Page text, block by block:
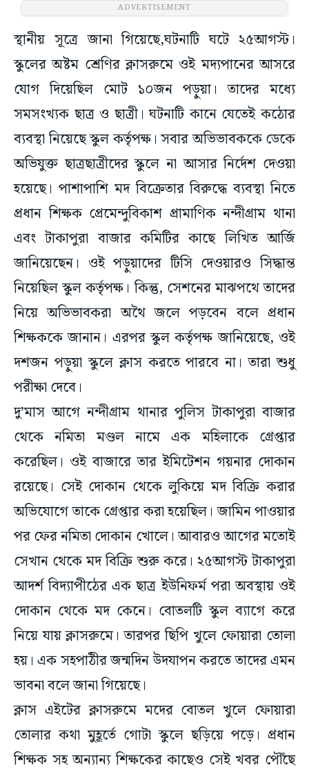
ADVERTISEMENT
স্থানীয় সূত্রে জানা গিয়েছে,ঘটনাটি ঘটে ২৫আগস্ট।
স্কুলের অষ্টম শ্রেণির ক্লাসরুমে ওই মদ্যপানের আসরে
যোগ দিয়েছিল মোট ১০জন পড়ুয়া। তাদের মধ্যে
সমসংখ্যক ছাত্র ও ছাত্রী। ঘটনাটি কানে যেতেই কঠোর
ব্যবস্থা নিয়েছে স্কুল কর্তৃপক্ষ। সবার অভিভাবককে ডেকে
অভিযুক্ত ছাত্রছাত্রীদের স্কুলে না আসার নির্দেশ দেওয়া
হয়েছে। পাশাপাশি মদ বিক্রেতার বিরুদ্ধে ব্যবস্থা নিতে
প্রধান শিক্ষক প্রেমেন্দুবিকাশ প্রামাণিক নন্দীগ্রাম থানা
এবং টাকাপুরা বাজার কমিটির কাছে লিখিত আর্জি
জানিয়েছেন। ওই পড়ুয়াদের টিসি দেওয়ারও সিদ্ধান্ত
নিয়েছিল স্কুল কর্তৃপক্ষ। কিন্তু, সেশনের মাঝপথে তাদের
নিয়ে অভিভাবকরা অথৈ জলে পড়বেন বলে প্রধান
শিক্ষককে জানান। এরপর স্কুল কর্তৃপক্ষ জানিয়েছে, ওই
দশজন পড়ুয়া স্কুলে ক্লাস করতে পারবে না। তারা শুধু
পরীক্ষা দেবে।
দু’মাস আগে নন্দীগ্রাম থানার পুলিস টাকাপুরা বাজার
থেকে নমিতা মণ্ডল নামে এক মহিলাকে গ্রেপ্তার
করেছিল। ওই বাজারে তার ইমিটেশন গয়নার দোকান
রয়েছে। সেই দোকান থেকে লুকিয়ে মদ বিক্রি করার
অভিযোগে তাকে গ্রেপ্তার করা হয়েছিল। জামিন পাওয়ার
পর ফের নমিতা দোকান খোলে। আবারও আগের মতোই
সেখান থেকে মদ বিক্রি শুরু করে। ২৫আগস্ট টাকাপুরা
আদর্শ বিদ্যাপীঠের এক ছাত্র ইউনিফর্ম পরা অবস্থায় ওই
দোকান থেকে মদ কেনে। বোতলটি স্কুল ব্যাগে করে
নিয়ে যায় ক্লাসরুমে। তারপর ছিপি খুলে ফোয়ারা তোলা
হয়। এক সহপাঠীর জন্মদিন উদযাপন করতে তাদের এমন
ভাবনা বলে জানা গিয়েছে।
ক্লাস এইটের ক্লাসরুমে মদের বোতল খুলে ফোয়ারা
তোলার কথা মুহূর্তে গোটা স্কুলে ছড়িয়ে পড়ে। প্রধান
শিক্ষক সহ অন্যান্য শিক্ষকের কাছেও সেই খবর পৌঁছে